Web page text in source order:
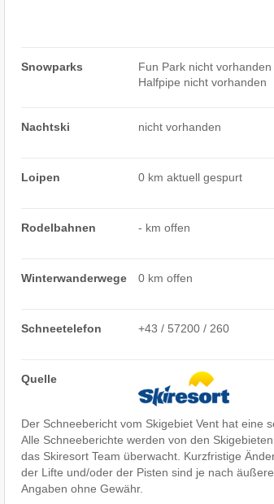
Snowparks
Fun Park nicht vorhanden
Halfpipe nicht vorhanden
Nachtski nicht vorhanden
Loipen 0 km aktuell gespurt
Rodelbahnen - km offen
Winterwanderwege 0 km offen
Schneetelefon +43 / 57200 / 260
Quelle
Der Schneebericht vom Skigebiet Vent hat eine
Alle Schneeberichte werden von den
das Skiresort Team überwacht. Kurzfristige
der Lifte und/oder der Pisten sind je nach
Angaben ohne Gewähr.